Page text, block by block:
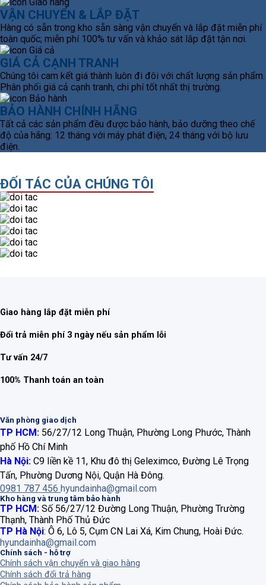
VẬN CHUYỂN & LẮP ĐẶT
Hàng có sẵn trong kho sẵn sàng vận chuyển và lắp đặt miễn phí
toàn quốc; miễn phí 100% tư vấn và khảo sát lắp đặt tận nơi.
GIÁ CẢ CẠNH TRANH
Chúng tôi cam kết giá thành luôn đi đôi với chất lượng sản phẩm.
Phân phối giá cả cạnh tranh, chi phí tốt nhất thị trường.
BẢO HÀNH CHÍNH HÃNG
Tất cả các sản phẩm đều được bảo hành, bảo dưỡng theo chế
độ của hãng: 12 tháng với máy phát điện, 24 tháng với bộ lưu
điện.
ĐỐI TÁC CỦA CHÚNG TÔI
Giao hàng lắp đặt miễn phí
Đổi trả miễn phí 3 ngày nếu sản phẩm lỗi
Tư vấn 24/7
100% Thanh toán an toàn
Văn phòng giao dịch
TP HCM: 56/27/12 Long Thuận, Phường Long Phước, Thành
phố Hồ Chí Minh
Hà Nội: C9 liền kề 11, Khu đô thị Geleximco, Đường Lê Trọng
Tấn, Phường Dương Nội, Quận Hà Đông.
0981 787 456 hyundainha@gmail.com
Kho hàng và trung tâm bảo hành
TP HCM: Số 56/27/12 Đường Long Thuận, Phường Trường
Thạnh, Thành Phố Thủ Đức
TP Hà Nội: Ô 6, Lô 5, Cụm CN Lai Xá, Kim Chung, Hoài Đức.
hyundainha@gmail.com
Chính sách - hỗ trợ
Chính sách vận chuyển và giao hàng
Chính sách đổi trả hàng